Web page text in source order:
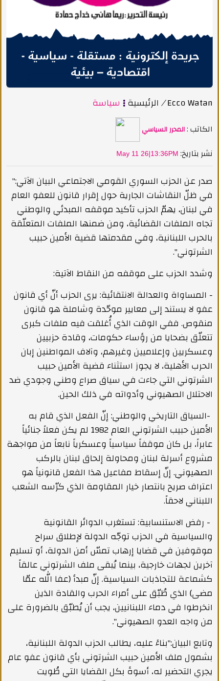
الرئيسية سياسة /Ecco Watan
الكاتب :المحرر السياسي
May 11 26|13:36PM :نشر بتاريخ
صدر عن الحزب السوري القومي الاجتماعي البيان الآتي:"
في ظلّ النقاشات الجارية حول إقرار قانون للعفو العام
في لبنان، يهمّ الحزب تأكيد موقفه المبدئي والوطني
تجاه الملفات القضائية، ومن ضمنها الملفات المتعلّقة
بالحرب اللبنانية، وفي مقدمتها قضية الأمين حبيب
الشرتوني".
وشدد الحزب على موقفه من النقاط الآتية:
- المساواة والعدالة الانتقائية: يرى الحزب أنّ أي قانون
عفو لا يستند إلى معايير موحّدة وشاملة هو قانون
منقوص. ففي الوقت الذي أُغلقت فيه ملفات كبرى
تتعلّق بضحايا من رؤساء حكومات، وقادة حزبيين
وعسكريين وإعلاميين وغيرهم، وآلاف المواطنين إبان
الحرب الأهلية، لا يجوز استثناء قضية الأمين حبيب
الشرتوني التي جاءت في سياق صراع وطني وجودي ضد
الاحتلال الصهيوني وأدواته في ذلك الحين.
-السياق التاريخي والوطني: إنّ الفعل الذي قام به
الأمين حبيب الشرتوني العام 1982 لم يكن فعلاً جنائياً
عابراً، بل كان موقفاً سياسياً وعسكرياً نابعاً من مواجهة
مشروع أسرلة لبنان ومحاولة إلحاق لبنان بالركب
الصهيوني. إنّ إسقاط مفاعيل هذا الفعل قانونياً هو
اعتراف صريح بانتصار خيار المقاومة الذي كرّسه الشعب
اللبناني لاحقاً.
- رفض الاستنسابية: تستغرب الدوائر القانونية
والسياسية في الحزب توجّه الدولة لإطلاق سراح
موقوفين في قضايا إرهاب تمسّ أمن الدولة، أو تسليم
آخرين لجهات خارجية، بينما يُبقى ملف الشرتوني عالقاً
كشماعة للتجاذبات السياسية. إنّ مبدأ (عفا الله عمّا
مضى) الذي طُبّق على أمراء الحرب والقادة الذين
انخرطوا في دماء اللبنانيين، يجب أن يُطبّق بالضرورة على
من واجه العدو الصهيوني".
وتابع البيان:"بناءً عليه، يطالب الحزب الدولة اللبنانية،
بشمول ملف الأمين حبيب الشرتوني بأي قانون عفو عام
يجري التحضير له، أسوةً بكل القضايا التي طُويت